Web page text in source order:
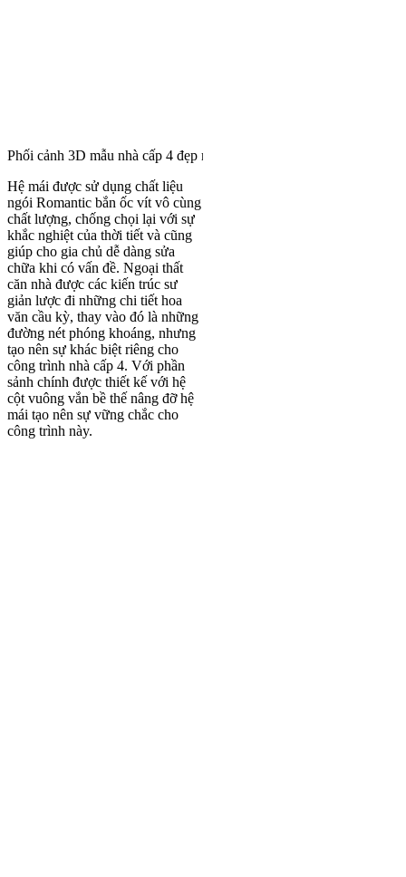
Phối cảnh 3D mẫu nhà cấp 4 đẹp mái Thái được săn đón nhất hiện
Hệ mái được sử dụng chất liệu
ngói Romantic bắn ốc vít vô cùng
chất lượng, chống chọi lại với sự
khắc nghiệt của thời tiết và cũng
giúp cho gia chủ dễ dàng sửa
chữa khi có vấn đề. Ngoại thất
căn nhà được các kiến trúc sư
giản lược đi những chi tiết hoa
văn cầu kỳ, thay vào đó là những
đường nét phóng khoáng, nhưng
tạo nên sự khác biệt riêng cho
công trình nhà cấp 4. Với phần
sảnh chính được thiết kế với hệ
cột vuông vắn bề thế nâng đỡ hệ
mái tạo nên sự vững chắc cho
công trình này.